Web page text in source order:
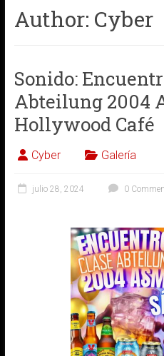
Stop
&
Lighting
in
Rico
Author: Cyber
Sonido:
Abteilung 2004
Hollywood Café
Cyber Galería
julio 28, 2024 0